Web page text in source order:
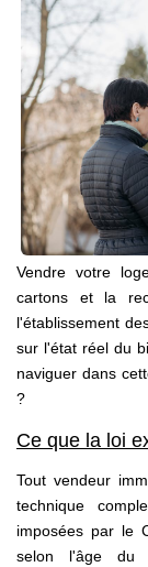
Vendre votre
cartons et la
l'établissement
sur l'état réel du
naviguer dans
?
Ce que la loi
Tout vendeur
technique
imposées par le
selon l'âge du